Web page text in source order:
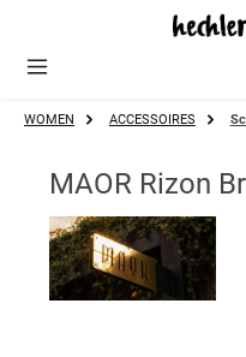
Zum Hauptinhalt springen
WOMEN ACCESSOIRES
MAOR Rizon